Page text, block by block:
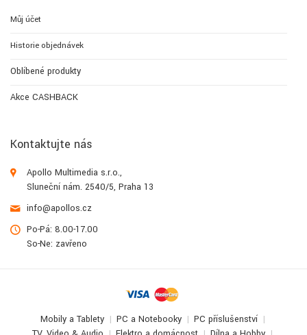
Můj účet
Historie objednávek
Oblíbené produkty
Akce CASHBACK
Kontaktujte nás
Apollo Multimedia s.r.o.,
Sluneční nám. 2540/5, Praha 13
info@apollos.cz
Po-Pá: 8.00-17.00
So-Ne: zavřeno
Mobily a Tablety PC a Notebooky
PC příslušenství